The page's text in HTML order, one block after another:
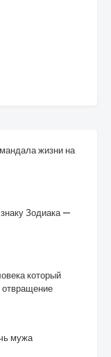
жизни на
Зодиака —
который
отвращение
мужа